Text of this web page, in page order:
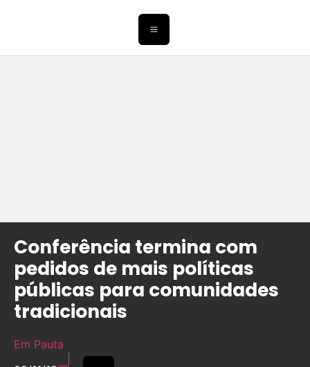
Conferência termina com
pedidos de mais políticas
públicas para comunidades
tradicionais
Em Pauta